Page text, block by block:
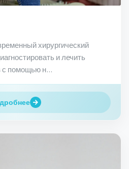
хирургический
и лечить
с помощью н...